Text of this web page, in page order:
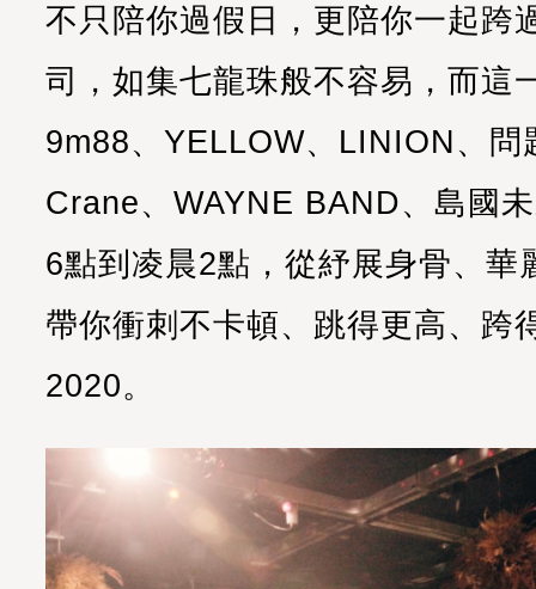
不只陪你過假日，更陪你一起跨
司，如集七龍珠般不容易，而這
9m88、YELLOW、LINION、問
Crane、WAYNE BAND、島國
6點到凌晨2點，從紓展身骨、華
帶你衝刺不卡頓、跳得更高、跨
2020。